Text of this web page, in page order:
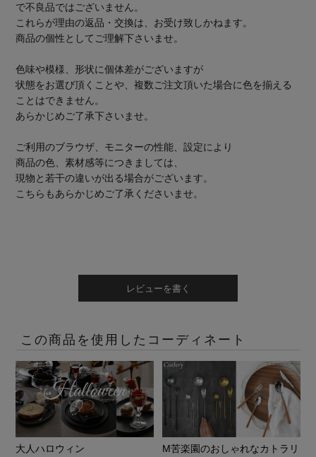
で不良品ではございません。
これらが理由の返品・交換は、お受け致しかねます。
商品の個性としてご理解下さいませ。
色味や模様、形状に個体差がございますが
状態をお選び頂くことや、複数ご注文頂いた場合に色を揃える
ことはできません。
あらかじめご了承下さいませ。
ご利用のブラウザ、モニターの性能、設定により
商品の色、素材感等につきましては、
現物と若干の違いが出る場合がございます。
こちらもあらかじめご了承くださいませ。
レビューを書く
この商品を使用したコーディネート
大人ハロウィン
M苦楽園のおしゃれなカトラリ